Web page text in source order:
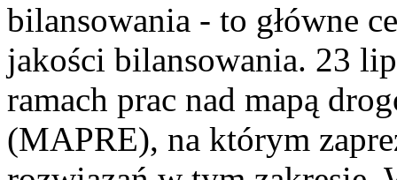
bilansowania - to główne
jakości bilansowania. 23
ramach prac nad mapą
(MAPRE), na którym